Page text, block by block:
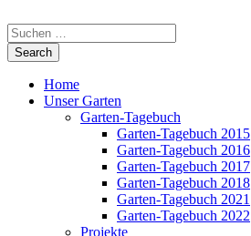
Home
Unser Garten
Garten-Tagebuch
Garten-Tagebuch 2015
Garten-Tagebuch 2016
Garten-Tagebuch 2017
Garten-Tagebuch 2018
Garten-Tagebuch 2021
Garten-Tagebuch 2022
Projekte